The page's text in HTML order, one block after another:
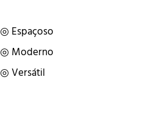
◎ Espaçoso
◎ Moderno
◎ Versátil